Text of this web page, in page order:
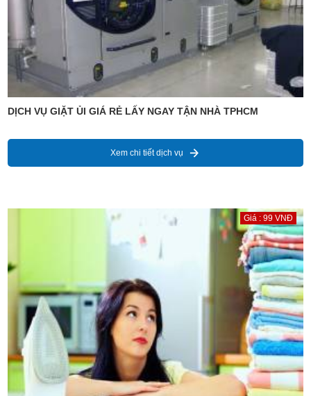
DỊCH VỤ GIẶT ỦI GIÁ RẺ LẤY NGAY TẬN NHÀ TPHCM
Xem chi tiết dịch vụ
Giá : 99 VNĐ